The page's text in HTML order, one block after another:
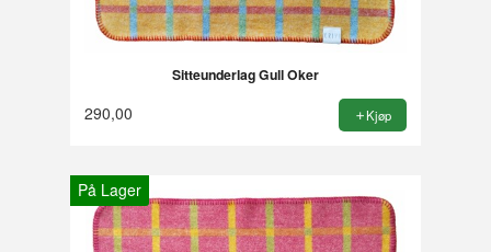
Sitteunderlag Gull Oker
290,00 Kjøp
På Lager